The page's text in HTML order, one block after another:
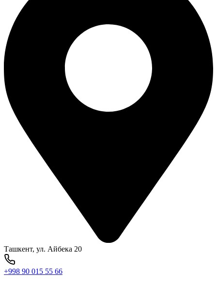
Ташкент, ул. Айбека 20
+998 90 015 55 66